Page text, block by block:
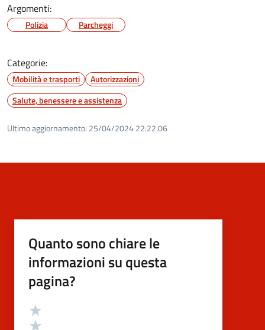
Argomenti:
Polizia Parcheggi
Categorie:
Mobilità e trasporti
Autorizzazioni
Salute, benessere e assistenza
Ultimo aggiornamento: 25/04/2024 22:22.06
Quanto sono chiare le
informazioni su questa
pagina?
Valutazione